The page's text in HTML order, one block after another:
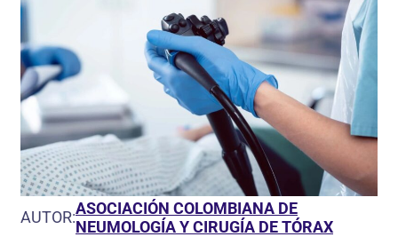
AUTOR:ASOCIACIÓN COLOMBIANA DE
NEUMOLOGÍA Y CIRUGÍA DE TÓRAX